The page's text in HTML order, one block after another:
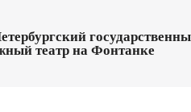
театр на Фонтанке